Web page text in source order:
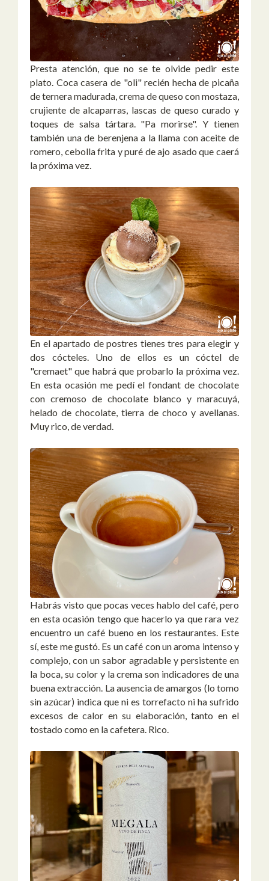
Presta atención, que no se te olvide pedir este
plato. Coca casera de "oli" recién hecha de picaña
de ternera madurada, crema de queso con mostaza,
crujiente de alcaparras, lascas de queso curado y
toques de salsa tártara. "Pa morirse". Y tienen
también una de berenjena a la llama con aceite de
romero, cebolla frita y puré de ajo asado que caerá
la próxima vez.
En el apartado de postres tienes tres para elegir y
dos cócteles. Uno de ellos es un cóctel de
"cremaet" que habrá que probarlo la próxima vez.
En esta ocasión me pedí el fondant de chocolate
con cremoso de chocolate blanco y maracuyá,
helado de chocolate, tierra de choco y avellanas.
Muy rico, de verdad.
Habrás visto que pocas veces hablo del café, pero
en esta ocasión tengo que hacerlo ya que rara vez
encuentro un café bueno en los restaurantes. Este
sí, este me gustó. Es un café con un aroma intenso y
complejo, con un sabor agradable y persistente en
la boca, su color y la crema son indicadores de una
buena extracción. La ausencia de amargos (lo tomo
sin azúcar) indica que ni es torrefacto ni ha sufrido
excesos de calor en su elaboración, tanto en el
tostado como en la cafetera. Rico.